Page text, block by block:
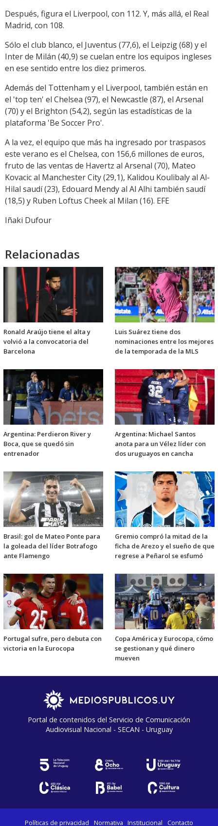
Después, figura el Liverpool, con 112. Y, más allá, el Real
Madrid, con 108.
Sólo el club blanco, el Juventus (77,6), el Leipzig (68) y el
Inter de Milán (40,9) se cuelan entre los equipos ingleses
en ese sentido entre los diez primeros.
Además del Tottenham y el Liverpool, también están en
el 'top ten' el Chelsea (97), el Newcastle (87), el Arsenal
(70) y el Brighton (54,2), según las estadísticas de la
plataforma 'Be Soccer Pro'.
A la vez, el equipo que más ha ingresado por traspasos
este verano es el Chelsea, con 156,6 millones de euros,
fruto de las ventas de Havertz al Arsenal (70), Mateo
Kovacic al Manchester City (29,1), Kalidou Koulibaly al Al-
Hilal saudí (23), Edouard Mendy al Al Alhi también saudí
(18,5) y Ruben Loftus Cheek al Milan (16). EFE
Iñaki Dufour
Relacionadas
Ronald Araújo tiene el alta y
volvió a la convocatoria del
Barcelona
Luis Suárez tiene dos
nominaciones entre los mejores
de la temporada de la MLS
Argentina: Perdieron River y
Boca, que se quedó sin
entrenador
Argentina: Michael Santos
anota para un Vélez líder con
dos uruguayos en cancha
Brasil: gol de Mateo Ponte para
la goleada del líder Botrafogo
ante Flamengo
Gremio compró la mitad de la
ficha de Arezo y el sueño de que
regrese a Peñarol se esfumó
Portugal sufre, pero debuta con
victoria en la Eurocopa
Copa América y Eurocopa, cómo
se gestionan y qué dinero
mueven
Portal de contenidos del Servicio de Comunicación
Audiovisual Nacional - SECAN - Uruguay
Políticas de privacidad Normativa Institucional Contacto